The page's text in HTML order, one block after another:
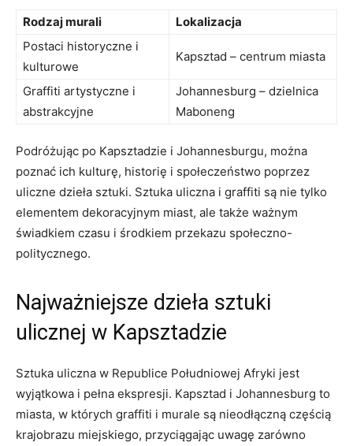
Rodzaj murali
Lokalizacja
Postaci historyczne i
kulturowe
Kapsztad – centrum⁣ miasta
Graffiti ⁣artystyczne i
abstrakcyjne
Johannesburg⁤ – dzielnica⁣
Maboneng
Podróżując po⁤ Kapsztadzie i Johannesburgu, można
poznać ich kulturę, historię i społeczeństwo poprzez
uliczne dzieła sztuki. Sztuka ‍uliczna i graffiti ‍są nie tylko
elementem dekoracyjnym miast, ale‍ także ważnym⁣
świadkiem czasu i‌ środkiem przekazu społeczno-
politycznego.
Najważniejsze dzieła sztuki
ulicznej⁣ w⁣ Kapsztadzie
Sztuka uliczna ‌w Republice Południowej‍ Afryki jest
wyjątkowa i pełna ekspresji. Kapsztad i Johannesburg to
⁢miasta, w których graffiti i murale są nieodłączną częścią
krajobrazu miejskiego, przyciągając uwagę zarówno